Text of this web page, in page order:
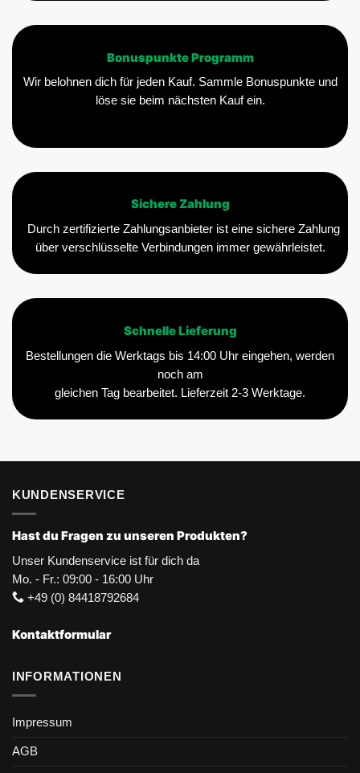
Bonuspunkte Programm
Wir belohnen dich für jeden Kauf. Sammle Bonuspunkte und
löse sie beim nächsten Kauf ein.
Sichere Zahlung
Durch zertifizierte Zahlungsanbieter ist eine sichere Zahlung
über verschlüsselte Verbindungen immer gewährleistet.
Schnelle Lieferung
Bestellungen die Werktags bis 14:00 Uhr eingehen, werden
noch am
gleichen Tag bearbeitet. Lieferzeit 2-3 Werktage.
KUNDENSERVICE
Hast du Fragen zu unseren Produkten?
Unser Kundenservice ist für dich da
Mo. - Fr.: 09:00 - 16:00 Uhr
+49 (0) 84418792684
Kontaktformular
INFORMATIONEN
Impressum
AGB